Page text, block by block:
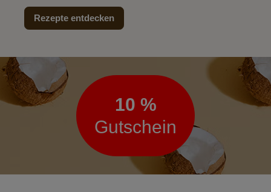
Rezepte entdecken
Newsletter
10 %
Gutschein